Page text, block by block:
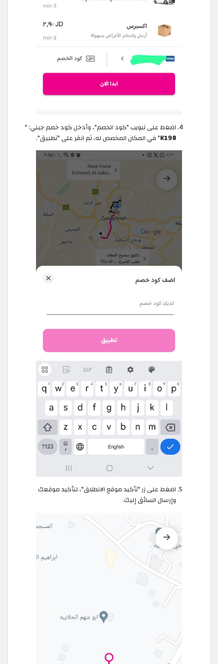
اضغط على تبويب "كود الخصم"، وأدخل كود خصم جيني: "
K198" في المكان المخصص له، ثم انقر على "تطبيق".
اضغط على زر "تأكيد موقع الانطلاق"، لتأكيد موقعك
وإرسال السائق إليك.